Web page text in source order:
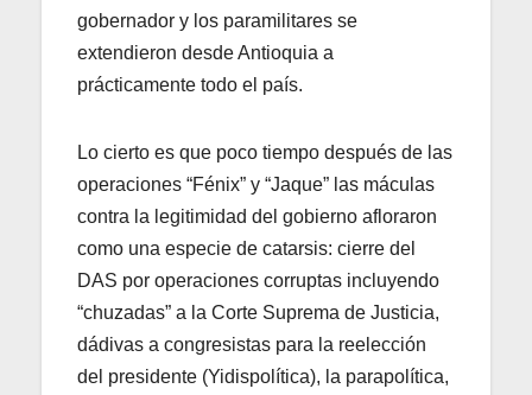
gobernador y los paramilitares se
extendieron desde Antioquia a
prácticamente todo el país.
Lo cierto es que poco tiempo después de las
operaciones “Fénix” y “Jaque” las máculas
contra la legitimidad del gobierno afloraron
como una especie de catarsis: cierre del
DAS por operaciones corruptas incluyendo
“chuzadas” a la Corte Suprema de Justicia,
dádivas a congresistas para la reelección
del presidente (Yidispolítica), la parapolítica,